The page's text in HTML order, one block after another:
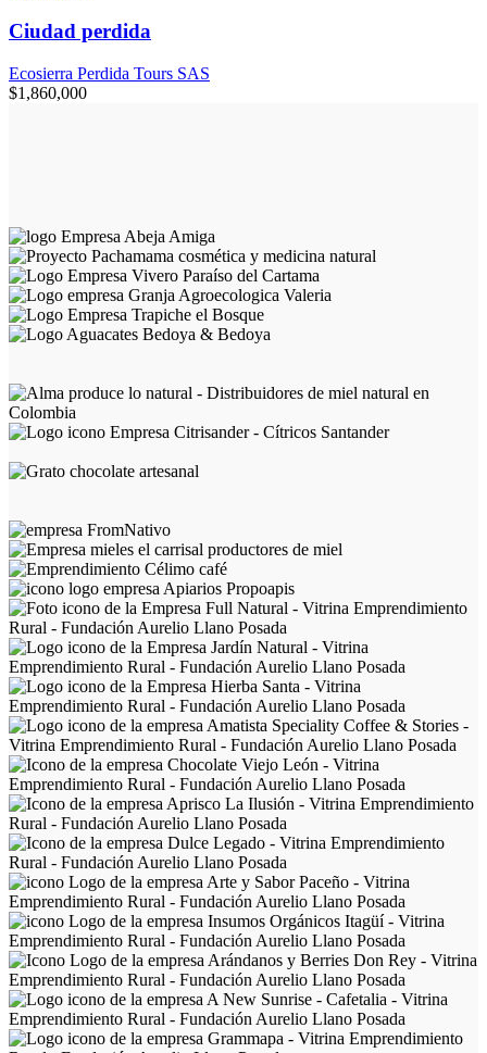
Ciudad perdida
Ecosierra Perdida Tours SAS
$1,860,000